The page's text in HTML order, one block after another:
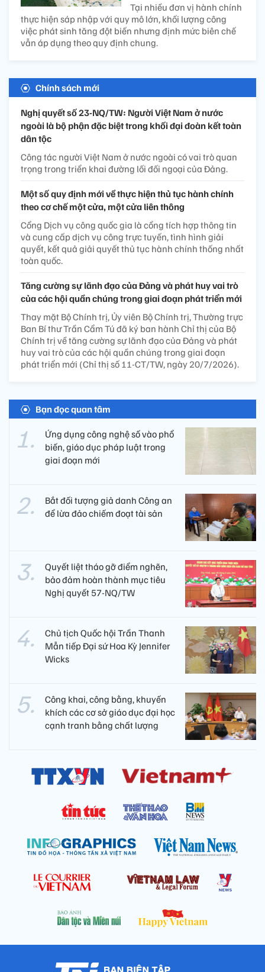
Tại nhiều đơn vị hành chính
thực hiện sáp nhập với quy mô lớn, khối lượng công
việc phát sinh tăng đột biến nhưng định mức biên chế
vẫn áp dụng theo quy định chung.
Chính sách mới
Nghị quyết số 23-NQ/TW: Người Việt Nam ở nước
ngoài là bộ phận đặc biệt trong khối đại đoàn kết toàn
dân tộc
Công tác người Việt Nam ở nước ngoài có vai trò quan
trọng trong triển khai đường lối đối ngoại của Đảng.
Một số quy định mới về thực hiện thủ tục hành chính
theo cơ chế một cửa, một cửa liên thông
Cổng Dịch vụ công quốc gia là cổng tích hợp thông tin
và cung cấp dịch vụ công trực tuyến, tình hình giải
quyết, kết quả giải quyết thủ tục hành chính thống nhất
toàn quốc.
Tăng cường sự lãnh đạo của Đảng và phát huy vai trò
của các hội quần chúng trong giai đoạn phát triển mới
Thay mặt Bộ Chính trị, Ủy viên Bộ Chính trị, Thường trực
Ban Bí thư Trần Cẩm Tú đã ký ban hành Chỉ thị của Bộ
Chính trị về tăng cường sự lãnh đạo của Đảng và phát
huy vai trò của các hội quần chúng trong giai đoạn
phát triển mới (Chỉ thị số 11-CT/TW, ngày 20/7/2026).
Bạn đọc quan tâm
Ứng dụng công nghệ số vào phổ
biến, giáo dục pháp luật trong
giai đoạn mới
Bắt đối tượng giả danh Công an
để lừa đảo chiếm đoạt tài sản
Quyết liệt tháo gỡ điểm nghẽn,
bảo đảm hoàn thành mục tiêu
Nghị quyết 57-NQ/TW
Chủ tịch Quốc hội Trần Thanh
Mẫn tiếp Đại sứ Hoa Kỳ Jennifer
Wicks
Công khai, công bằng, khuyến
khích các cơ sở giáo dục đại học
cạnh tranh bằng chất lượng​